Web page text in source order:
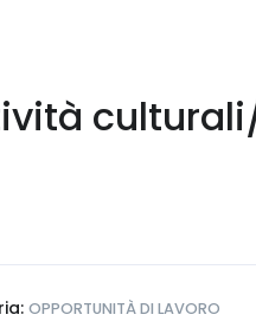
OPPORTUNITÀ DI LAVORO